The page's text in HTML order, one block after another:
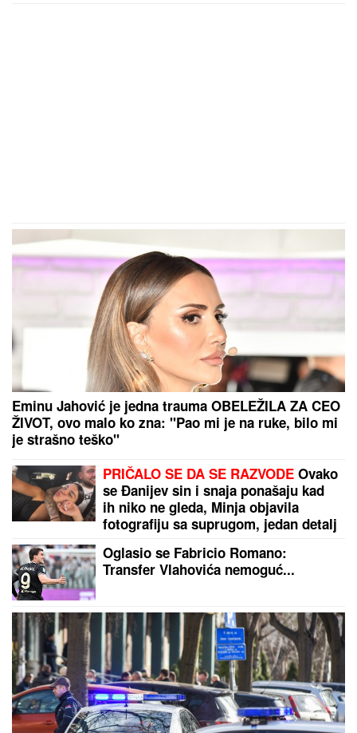
Eminu Jahović je jedna trauma OBELEŽILA ZA CEO
ŽIVOT, ovo malo ko zna: "Pao mi je na ruke, bilo mi
je strašno teško"
PRIČALO SE DA SE RAZVODE Ovako
se Đanijev sin i snaja ponašaju kad
ih niko ne gleda, Minja objavila
fotografiju sa suprugom, jedan detalj
Oglasio se Fabricio Romano:
Transfer Vlahovića nemoguć...